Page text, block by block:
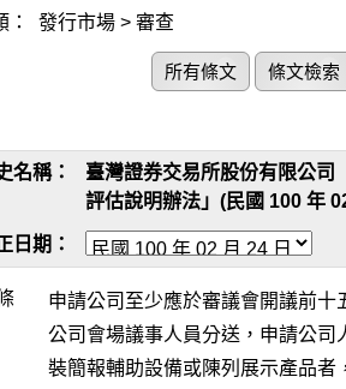
： 發行市場 > 審查
所有條文 條文檢索
名稱：
臺灣證券交易所股份有限公司
評估說明辦法」(民國 100 年
日期：
申請公司至少應於審議會開議前
公司會場議事人員分送，申請公
裝簡報輔助設備或陳列展示產品